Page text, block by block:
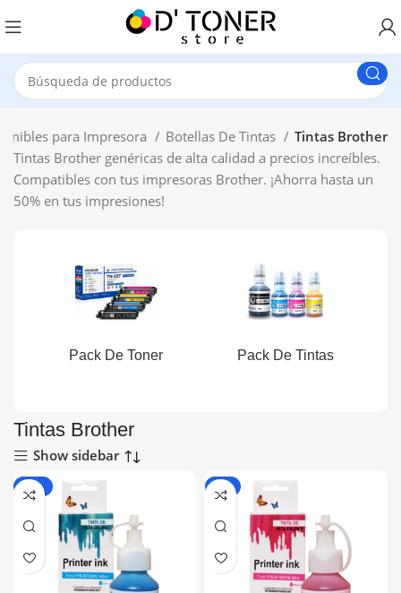
para Impresora Botellas De Tintas
Tintas Brother
Tintas Brother genéricas de alta calidad a precios increíbles.
Compatibles con tus impresoras Brother. ¡Ahorra hasta un
50% en tus impresiones!
Pack De Toner Pack De Tintas
Tintas Brother
Show sidebar
-14% -6%